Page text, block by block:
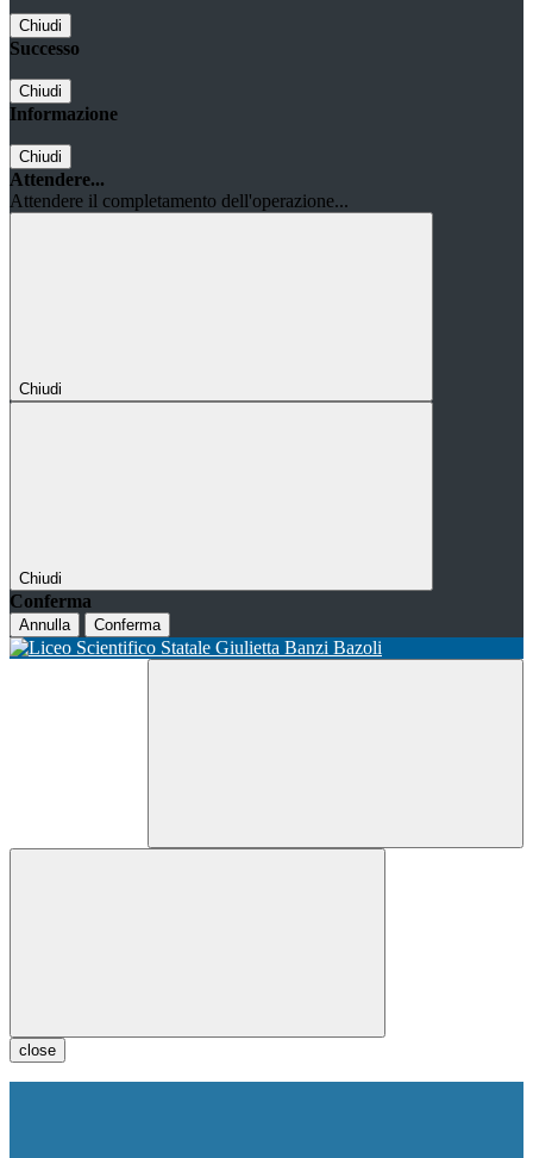
Chiudi
Successo
Chiudi
Informazione
Chiudi
Attendere...
Attendere il completamento dell'operazione...
Chiudi
Chiudi
Conferma
Annulla Conferma
close